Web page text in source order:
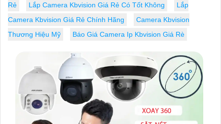
Rẻ
Lắp Camera Kbvision Giá Rẻ Có Tốt Không
Lắp
Camera Kbvision Giá Rẻ Chính Hãng
Camera Kbvision
Thương Hiệu Mỹ
Báo Giá Camera Ip Kbvision Giá Rè